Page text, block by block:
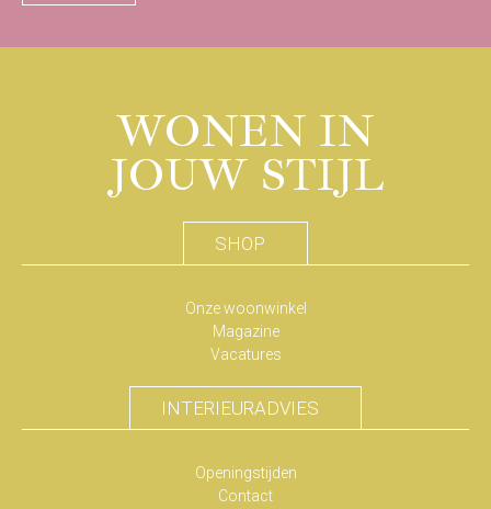
WONEN IN
JOUW STIJL
SHOP
Onze woonwinkel
Magazine
Vacatures
INTERIEURADVIES
Openingstijden
Contact